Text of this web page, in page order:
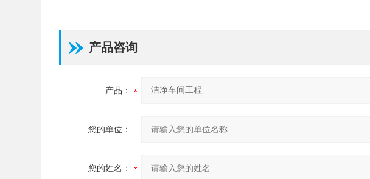
产品咨询
产品：
您的单位：
您的姓名：